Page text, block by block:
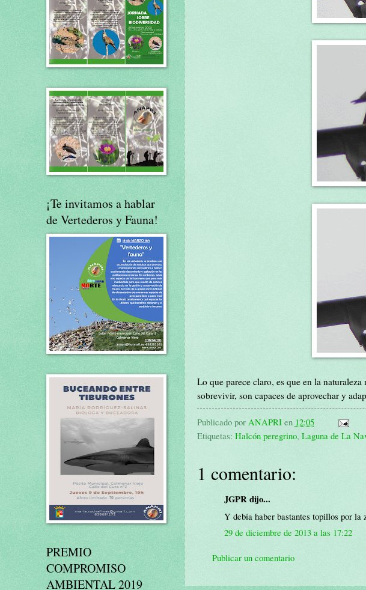
Lo que parece claro, es que en la
sobrevivir, son capaces de aprovechar y
Publicado por ANAPRI en 12:05
Etiquetas: Halcón peregrino, Laguna de La
1 comentario:
JGPR dijo...
Y debía haber bastantes topillos por la
29 de diciembre de 2013 a las 17:22
Publicar un comentario
¡Te invitamos a hablar
de Vertederos y Fauna!
PREMIO
COMPROMISO
AMBIENTAL 2019